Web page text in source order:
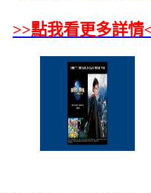
>>點我看更多詳情